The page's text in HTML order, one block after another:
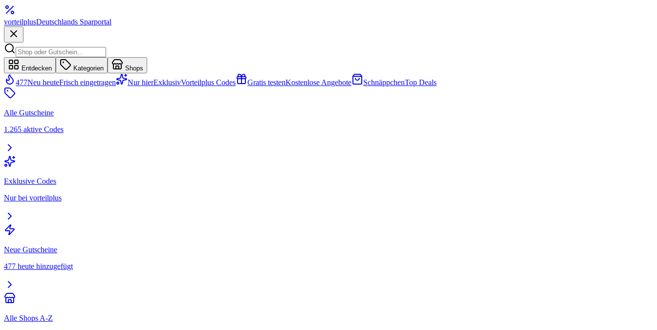
vorteilplusDeutschlands Sparportal
Entdecken Kategorien Shops
477Neu heuteFrisch eingetragen Nur hierExklusivVorteilplus Codes Gratis testenKostenlose Angebote SchnäppchenTop Deals
Alle Gutscheine
1.265 aktive Codes
Exklusive Codes
Nur bei vorteilplus
Neue Gutscheine
477 heute hinzugefügt
Alle Shops A-Z